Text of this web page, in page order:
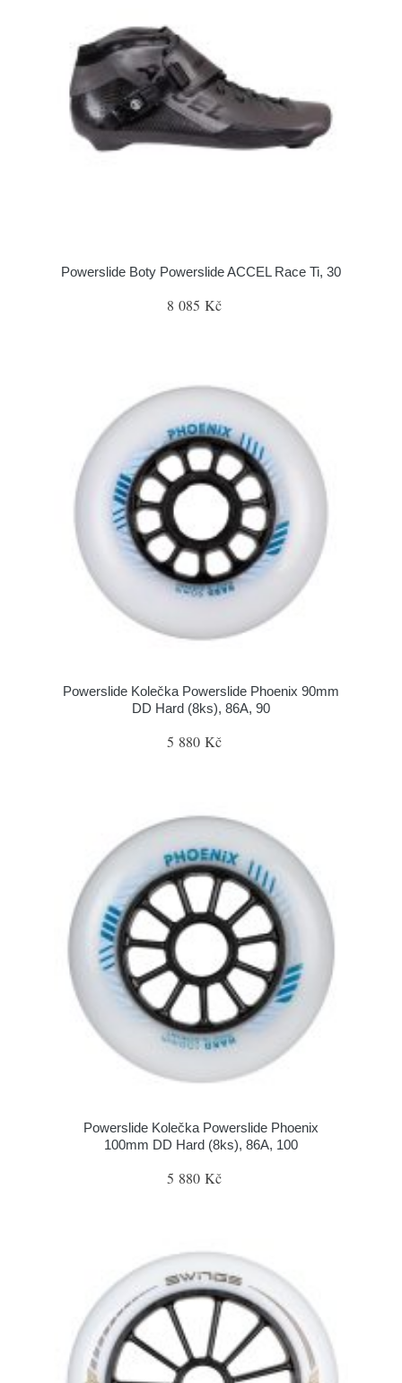
Powerslide Boty Powerslide ACCEL Race Ti, 30
8 085 Kč
Powerslide Kolečka Powerslide Phoenix 90mm
DD Hard (8ks), 86A, 90
5 880 Kč
Powerslide Kolečka Powerslide Phoenix
100mm DD Hard (8ks), 86A, 100
5 880 Kč